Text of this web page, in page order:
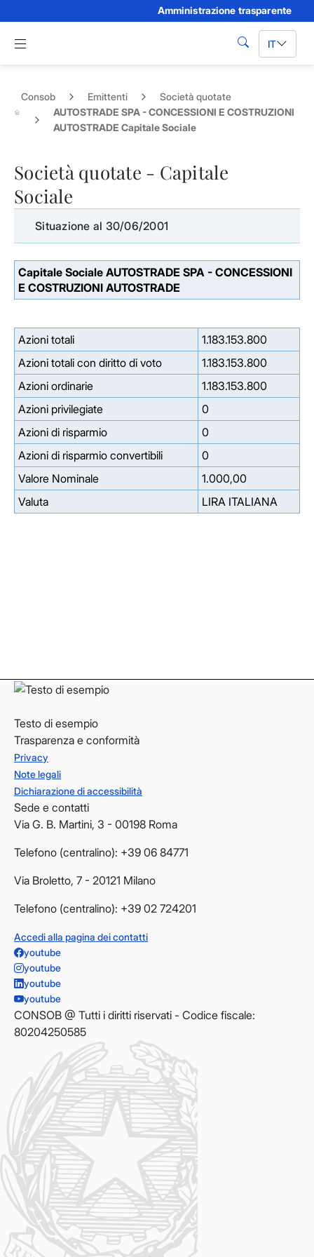
Amministrazione trasparente
Apri menu di navigazione
cerca IT
Consob Emittenti
Società quotate
AUTOSTRADE SPA - CONCESSIONI E COSTRUZIONI
AUTOSTRADE Capitale Sociale
Società quotate - Capitale
Sociale
Situazione al 30/06/2001
Capitale Sociale AUTOSTRADE SPA - CONCESSIONI
E COSTRUZIONI AUTOSTRADE
Azioni totali
1.183.153.800
Azioni totali con diritto di voto
1.183.153.800
Azioni ordinarie
1.183.153.800
Azioni privilegiate
0
Azioni di risparmio
0
Azioni di risparmio convertibili
0
Valore Nominale
1.000,00
Valuta
LIRA ITALIANA
Testo di esempio
Trasparenza e conformità
Privacy
Note legali
Dichiarazione di accessibilità
Sede e contatti
Via G. B. Martini, 3 - 00198 Roma
Telefono (centralino): +39 06 84771
Via Broletto, 7 - 20121 Milano
Telefono (centralino): +39 02 724201
Accedi alla pagina dei contatti
youtube
youtube
youtube
youtube
CONSOB @ Tutti i diritti riservati - Codice fiscale:
80204250585